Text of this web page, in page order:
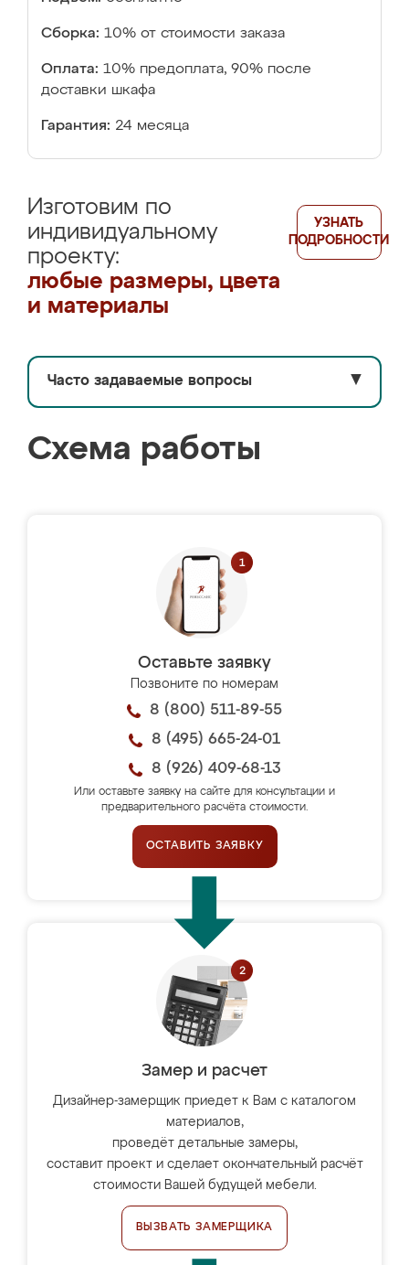
Сборка: 10% от стоимости заказа
Оплата: 10% предоплата, 90% после
доставки шкафа
Гарантия: 24 месяца
Изготовим по
индивидуальному
проекту:
любые размеры, цвета
и материалы
УЗНАТЬ
ПОДРОБНОСТИ
Часто задаваемые вопросы ▼
Схема работы
Оставьте заявку
Позвоните по номерам
8 (800) 511-89-55
8 (495) 665-24-01
8 (926) 409-68-13
Или оставьте заявку на сайте для консультации и
предварительного расчёта стоимости.
ОСТАВИТЬ ЗАЯВКУ
Замер и расчет
Дизайнер-замерщик приедет к Вам с каталогом
материалов,
проведёт детальные замеры,
составит проект и сделает окончательный расчёт
стоимости Вашей будущей мебели.
ВЫЗВАТЬ ЗАМЕРЩИКА